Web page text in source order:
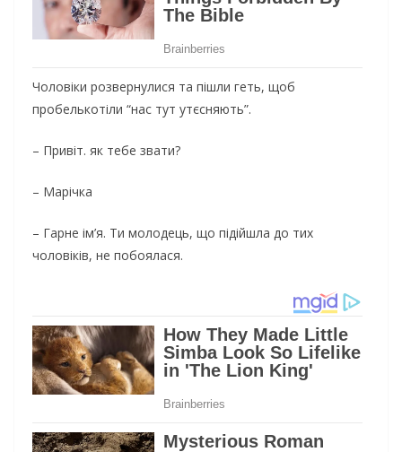
Чоловіки розвернулися та пішли геть, щоб
пробелькотіли “нас тут утєсняють”.
– Привіт. як тебе звати?
– Марічка
– Гарне ім’я. Ти молодець, що підійшла до тих
чоловіків, не побоялася.